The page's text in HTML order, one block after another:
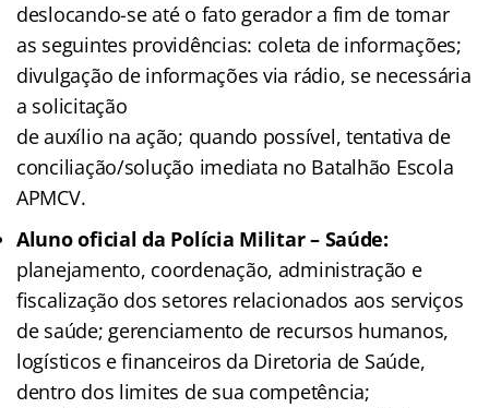
deslocando-se até o fato gerador a fim de tomar
as seguintes providências: coleta de informações;
divulgação de informações via rádio, se necessária
a solicitação
de auxílio na ação; quando possível, tentativa de
conciliação/solução imediata no Batalhão Escola
APMCV.
Aluno oficial da Polícia Militar – Saúde:
planejamento, coordenação, administração e
fiscalização dos setores relacionados aos serviços
de saúde; gerenciamento de recursos humanos,
logísticos e financeiros da Diretoria de Saúde,
dentro dos limites de sua competência;